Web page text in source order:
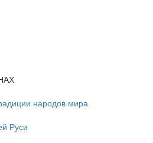
народов мира
Руси